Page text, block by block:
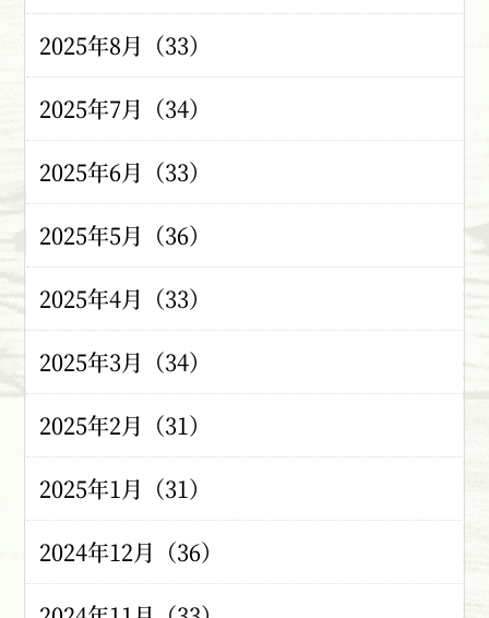
2025年8月（33）
2025年7月（34）
2025年6月（33）
2025年5月（36）
2025年4月（33）
2025年3月（34）
2025年2月（31）
2025年1月（31）
2024年12月（36）